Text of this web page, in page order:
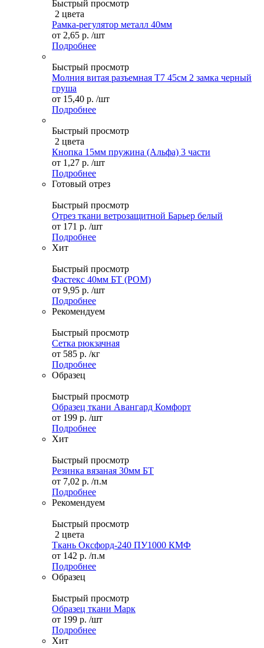
Быстрый просмотр
2 цвета
Рамка-регулятор металл 40мм
от 2,65 р. /шт
Подробнее
Быстрый просмотр
Молния витая разъемная Т7 45см 2 замка черный
груша
от 15,40 р. /шт
Подробнее
Быстрый просмотр
2 цвета
Кнопка 15мм пружина (Альфа) 3 части
от 1,27 р. /шт
Подробнее
Готовый отрез
Быстрый просмотр
Отрез ткани ветрозащитной Барьер белый
от 171 р. /шт
Подробнее
Хит
Быстрый просмотр
Фастекс 40мм БТ (POM)
от 9,95 р. /шт
Подробнее
Рекомендуем
Быстрый просмотр
Сетка рюкзачная
от 585 р. /кг
Подробнее
Образец
Быстрый просмотр
Образец ткани Авангард Комфорт
от 199 р. /шт
Подробнее
Хит
Быстрый просмотр
Резинка вязаная 30мм БТ
от 7,02 р. /п.м
Подробнее
Рекомендуем
Быстрый просмотр
2 цвета
Ткань Оксфорд-240 ПУ1000 КМФ
от 142 р. /п.м
Подробнее
Образец
Быстрый просмотр
Образец ткани Марк
от 199 р. /шт
Подробнее
Хит